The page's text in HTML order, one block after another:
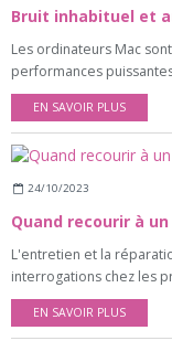
Les ordinateurs Mac
performances
EN SAVOIR PLUS
24/10/2023
Quand recourir à
L'entretien et la
interrogations chez les
EN SAVOIR PLUS